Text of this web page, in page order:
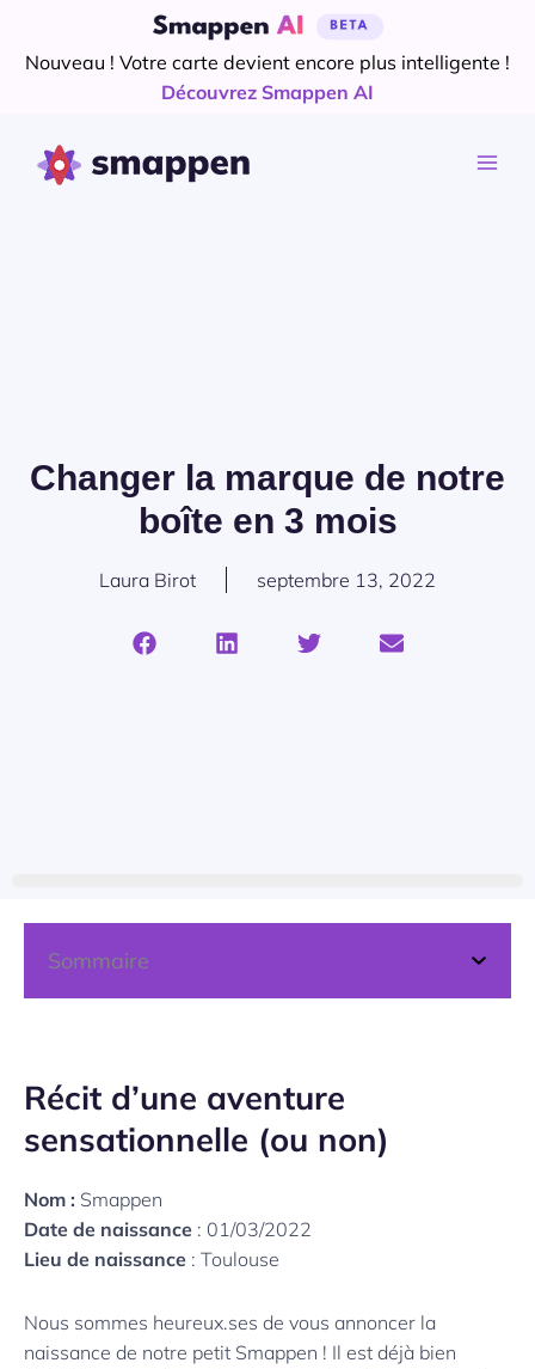
Nouveau ! Votre carte devient encore plus intelligente !
Découvrez Smappen AI
contenu
Changer la marque de notre
boîte en 3 mois
Laura Birot septembre 13, 2022
Sommaire
Récit d’une aventure
sensationnelle (ou non)
Nom : Smappen
Date de naissance : 01/03/2022
Lieu de naissance : Toulouse
Nous sommes heureux.ses de vous annoncer la
naissance de notre petit Smappen ! Il est déjà bien